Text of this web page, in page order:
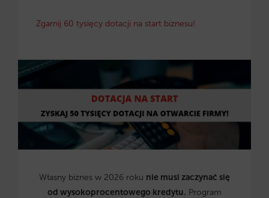
Zgarnij 60 tysięcy dotacji na start biznesu!
Własny biznes w 2026 roku nie musi zaczynać się
od wysokoprocentowego kredytu. Program